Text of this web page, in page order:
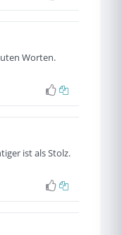
Worten.
ist als Stolz.